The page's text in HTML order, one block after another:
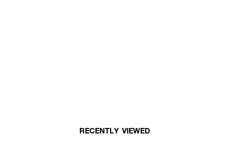
· FDA Registration No. : 10-2-6200038626
RECENTLY VIEWED